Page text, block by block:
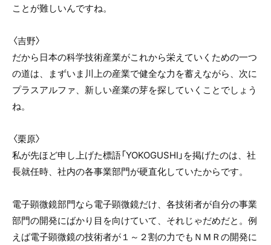
ことが難しいんですね。
〈吉野〉
だから日本の科学技術産業がこれから栄えていくための一つ
の道は、まずいま川上の産業で健全な力を蓄えながら、次に
プラスアルファ、新しい産業の芽を探していくことでしょう
ね。
〈栗原〉
私が先ほど申し上げた標語「YOKOGUSHI」を掲げたのは、社
長就任時、社内の各事業部門が硬直化していたからです。
電子顕微鏡部門なら電子顕微鏡だけ、各技術者が自分の事業
部門の開発にばかり目を向けていて、それじゃだめだと。例
えば電子顕微鏡の技術者が１～２割の力でもＮＭＲの開発に